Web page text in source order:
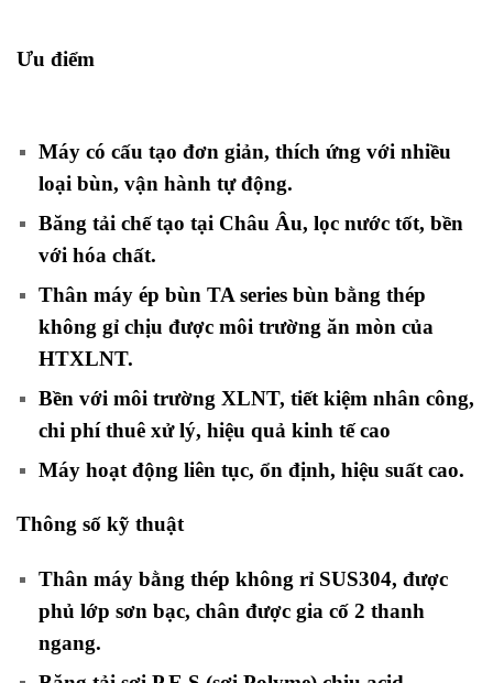
Ưu điểm
Máy có cấu tạo đơn giản, thích ứng với nhiều
loại bùn, vận hành tự động.
Băng tải chế tạo tại Châu Âu, lọc nước tốt, bền
với hóa chất.
Thân máy ép bùn TA series bùn bằng thép
không gỉ chịu được môi trường ăn mòn của
HTXLNT.
Bền với môi trường XLNT, tiết kiệm nhân công,
chi phí thuê xử lý, hiệu quả kinh tế cao
Máy hoạt động liên tục, ổn định, hiệu suất cao.
Thông số kỹ thuật
Thân máy bằng thép không rỉ SUS304, được
phủ lớp sơn bạc, chân được gia cố 2 thanh
ngang.